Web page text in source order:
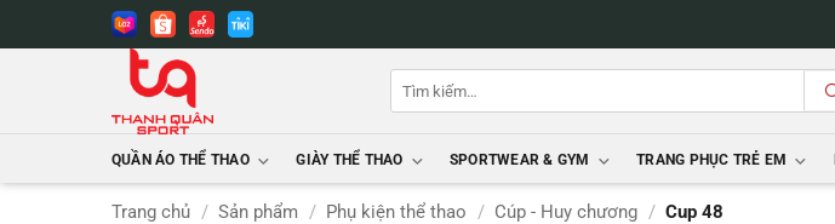
Tìm
QUẦN ÁO THỂ THAO GIÀY THỂ THAO SPORTWEAR & GYM TRANG PHỤC TRẺ EM
Trang chủ / Sản phẩm / Phụ kiện thể thao / Cúp - Huy chương / Cup 48